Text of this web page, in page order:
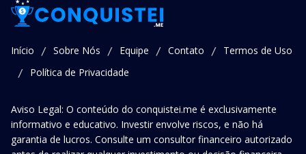
Início / Sobre Nós / Equipe / Contato / Termos de Uso
/ Política de Privacidade
Aviso Legal: O conteúdo do conquistei.me é exclusivamente
informativo e educativo. Investir envolve riscos, e não há
garantia de lucros. Consulte um consultor financeiro autorizado